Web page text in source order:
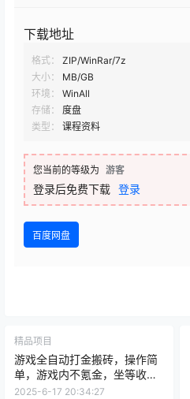
下载地址
格式：
ZIP/WinRar/7z
大小：
MB/GB
环境：
WinAll
存储：
度盘
类型：
课程资料
您当前的等级为 游客
登录后免费下载 登录
百度网盘
精品项目
游戏全自动打金搬砖，操作简
单，游戏内不氪金，坐等收
益，日入千元
2025-6-17 20:34:27